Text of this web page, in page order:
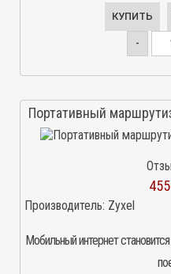
КУПИТЬ
-
Портативный
Производитель: Zyxel
Мобильный интернет